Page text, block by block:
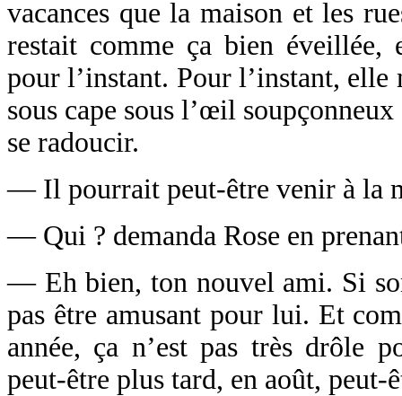
vacances que la maison et les
restait comme ça bien éveillée,
pour l’instant. Pour l’instant, elle
sous cape sous l’œil
se radoucir.
— Il pourrait peut-être venir à la
— Qui ? demanda Rose en
— Eh bien, ton nouvel ami. Si
pas être amusant pour lui. Et
année, ça n’est pas très drôle
peut-être plus tard, en août, peut-